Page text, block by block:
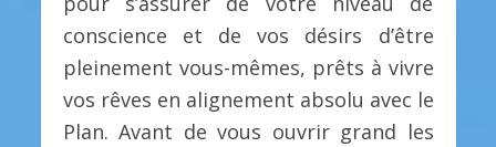
conscience et de vos désirs d’être
pleinement vous-mêmes, prêts à vivre
vos rêves en alignement absolu avec le
Plan. Avant de vous ouvrir grand les